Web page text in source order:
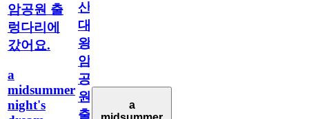
암공원 출
렁다리에
갔어요.
a
midsummer
night's
산
대
왕
암
공
원
출
a